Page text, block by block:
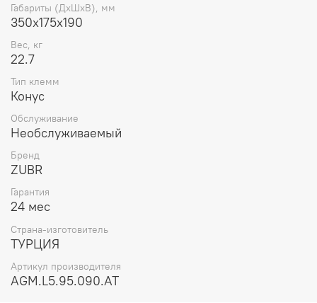
Габариты (ДхШхВ), мм
350x175x190
Вес, кг
22.7
Тип клемм
Конус
Обслуживание
Необслуживаемый
Бренд
ZUBR
Гарантия
24 мес
Страна-изготовитель
ТУРЦИЯ
Артикул производителя
AGM.L5.95.090.AT